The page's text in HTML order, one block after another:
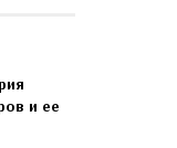
и ее